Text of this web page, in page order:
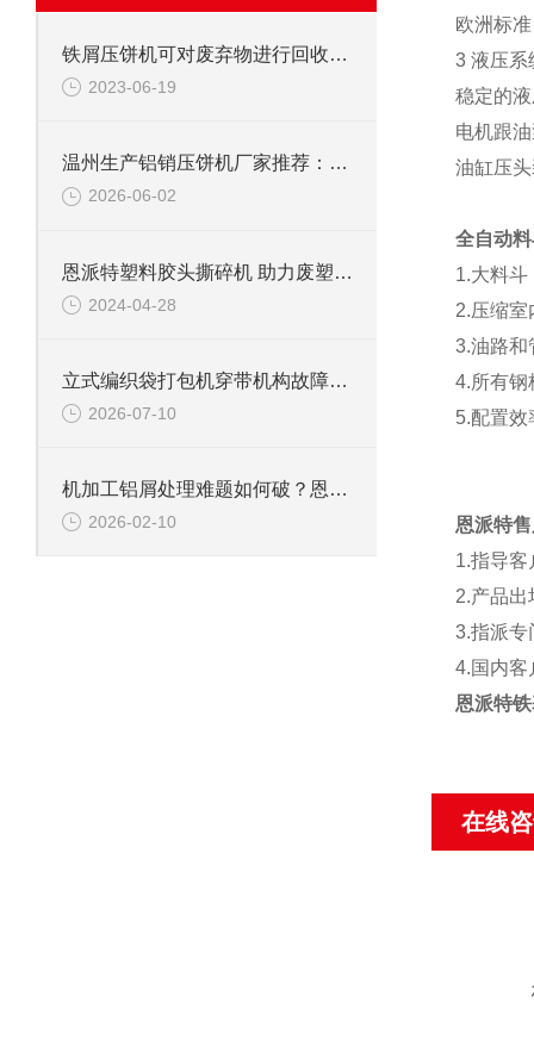
铁屑压饼机可对废弃物进行回收利用
2023-06-19
温州生产铝销压饼机厂家推荐：为什么恩派特成为行业优选？
2026-06-02
恩派特塑料胶头撕碎机 助力废塑料回收有一手！
2024-04-28
立式编织袋打包机穿带机构故障处理：送带不到位/退带困难检修
2026-07-10
机加工铝屑处理难题如何破？恩派特铝屑压块机给你答案！
2026-02-10
欧洲标
3 液压系
稳定的
电机跟
油缸压
全自动
1.大料斗
2.压缩室
3.油路和
4.所有钢
5.配置效
恩派特
1.指导客
2.产品出
3.指派专
4.国内
恩派特
在线